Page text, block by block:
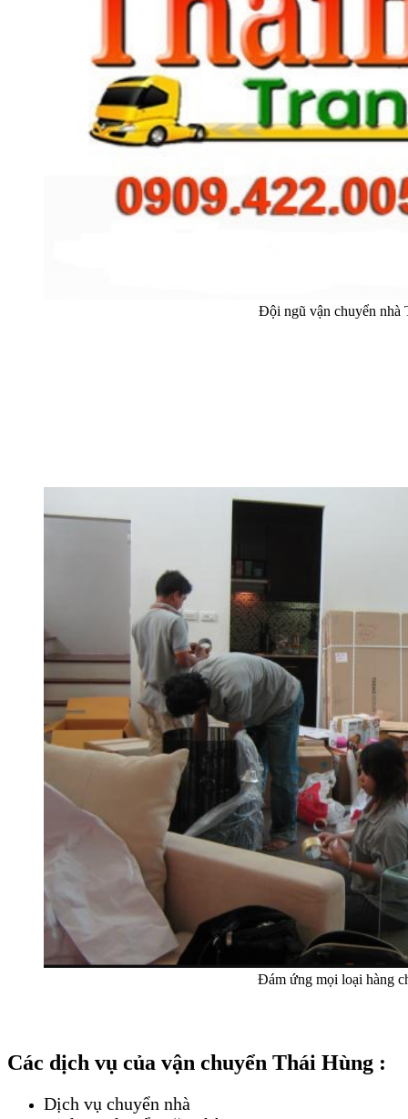
Đội ngũ vận chuyển nhà
Đám ứng mọi loại hàng
Các dịch vụ của vận chuyển Thái Hùng :
Dịch vụ chuyển nhà